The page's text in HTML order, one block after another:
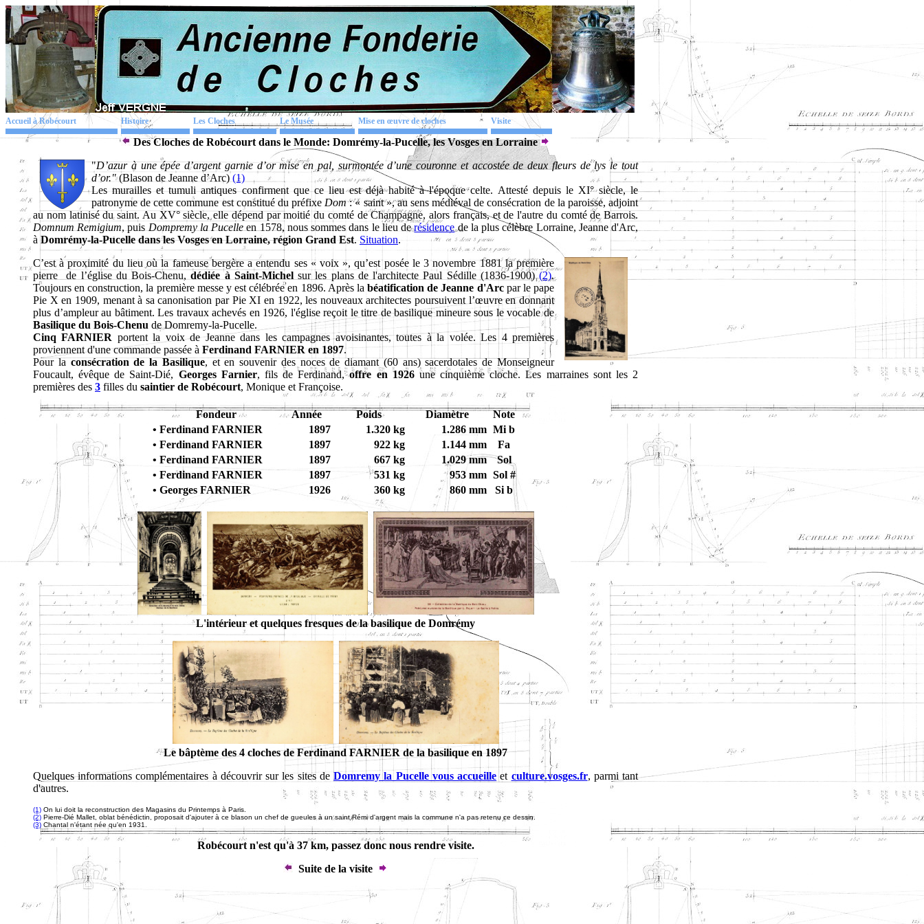
Accueil à Robécourt Histoire Les Cloches Le Musée Mise en œuvre de cloches Visite
Des Cloches de Robécourt dans le Monde: Domrémy-la-Pucelle, les Vosges en Lorraine
"D’azur à une épée d’argent garnie d’or mise en pal, surmontée d’une couronne et accostée de deux fleurs de lys le tout
d’or."(Blason de Jeanne d’Arc) (1)
Les murailles et tumuli antiques confirment que ce lieu est déjà habité à l'époque celte. Attesté depuis le XI° siècle, le
patronyme de cette commune est constitué du préfixe Dom: « saint », au sens médiéval de consécration de la paroisse, adjoint
au nom latinisé du saint. Au XV° siècle, elle dépend par moitié du comté de Champagne, alors français, et de l'autre du comté de Barrois.
Domnum Remigium, puis Dompremy la Pucelle en 1578, nous sommes dans le lieu derésidence de la plus célèbre Lorraine, Jeanne d'Arc,
à Domrémy-la-Pucelle dans les Vosges en Lorraine, région Grand Est. Situation.
C’est à proximité du lieu où la fameuse bergère a entendu ses « voix », qu’est posée le 3 novembre 1881 la première
pierre de l’église du Bois-Chenu,dédiée à Saint-Michelsur les plans de l'architecte Paul Sédille (1836-1900)(2).
Toujours en construction, la première messe y est célébrée en 1896. Après labéatification de Jeanne d'Arcpar le pape
Pie X en 1909, menant à sa canonisation par Pie XI en 1922, les nouveaux architectes poursuivent l’œuvre en donnant
plus d’ampleur au bâtiment. Les travaux achevés en 1926, l'église reçoit le titre de basilique mineure sous le vocable de
Basilique du Bois-Chenu de Domremy-la-Pucelle.
Cinq FARNIER portent la voix de Jeanne dans les campagnes avoisinantes, toutes à la volée. Les 4 premières
proviennent d'une commande passée à Ferdinand FARNIER en 1897.
Pour laconsécration de la Basilique, et en souvenir des noces de diamant (60 ans) sacerdotales de Monseigneur
Foucault, évêque de Saint-Dié, Georges Farnier, fils de Ferdinand,offre en 1926une cinquième cloche. Les marraines sont les 2
premières des 3 filles du saintier de Robécourt, Monique et Françoise.
Fondeur Année Poids Diamètre
Note
• Ferdinand FARNIER
1897 1.320 kg 1.286 mm Mi b
• Ferdinand FARNIER
1897 922 kg 1.144 mm
Fa
• Ferdinand FARNIER
1897 667 kg 1.029 mm
Sol
• Ferdinand FARNIER
1897 531 kg 953 mm Sol #
• Georges FARNIER
1926 360 kg 860 mm Si b
L'intérieur et quelques fresques de la basilique de Domrémy
Le bâptème des 4 cloches de Ferdinand FARNIER de la basilique en 1897
Quelques informations complémentaires à découvrir sur les sites deDomremy la Pucelle vous accueille et culture.vosges.fr, parmi tant
d'autres.
(1) On lui doit la reconstruction des Magasins du Printemps à Paris.
(2) Pierre-Dié Mallet, oblat bénédictin, proposait d'ajouter à ce blason un chef de gueules à un saint Rémi d'argent mais la commune n'a pas retenu ce dessin.
(3) Chantal n'étant née qu'en 1931.
Robécourt n'est qu'à 37 km, passez donc nous rendre visite.
Suite de la visite